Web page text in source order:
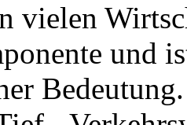
vielen
und